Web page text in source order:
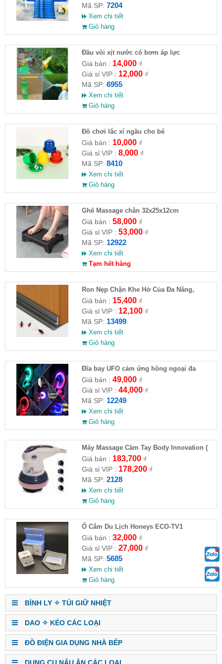
Mã SP: 7204
Xem chi tiết
Giỏ hàng
Đầu vòi xịt nước có bơm áp lực
Giá bán : 14,000₫
Giá sỉ VIP : 12,000₫
Mã SP: 6955
Xem chi tiết
Giỏ hàng
Đồ chơi lắc xí ngầu cho bé
Giá bán : 10,000₫
Giá sỉ VIP : 8,000₫
Mã SP: 8410
Xem chi tiết
Giỏ hàng
Ghế Massage chân 32x25x12cm
Giá bán : 58,000₫
Giá sỉ VIP : 53,000₫
Mã SP: 12922
Xem chi tiết
Tạm hết hàng
Ron Nẹp Chặn Khe Hở Của Đa Năng,
Chống Côn Trùng( HĐ )
Giá bán : 15,400₫
Giá sỉ VIP : 12,100₫
Mã SP: 13499
Xem chi tiết
Giỏ hàng
Đĩa bay UFO cảm ứng hồng ngoại đa
chiều tự động bay về
Giá bán : 49,000₫
Giá sỉ VIP : 44,000₫
Mã SP: 12249
Xem chi tiết
Giỏ hàng
Máy Massage Cầm Tay Body Innovation (
HĐ )
Giá bán : 183,700₫
Giá sỉ VIP : 178,200₫
Mã SP: 2128
Xem chi tiết
Giỏ hàng
Ổ Cắm Du Lịch Honeys ECO-TV1
Giá bán : 32,000₫
Giá sỉ VIP : 27,000₫
Mã SP: 5685
Xem chi tiết
Giỏ hàng
BÌNH LY ✧ TÚI GIỮ NHIỆT
DAO ✧ KÉO CÁC LOẠI
ĐỒ ĐIỆN GIA DỤNG NHÀ BẾP
DỤNG CỤ NẤU ĂN CÁC LOẠI